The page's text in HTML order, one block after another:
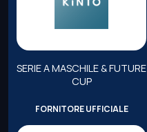
SERIE A MASCHILE & FUTURE
CUP
FORNITORE UFFICIALE